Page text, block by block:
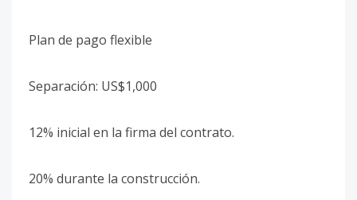
Plan de pago flexible
Separación: US$1,000
12% inicial en la firma del contrato.
20% durante la construcción.